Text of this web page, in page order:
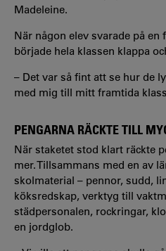
Madeleine.
När någon elev svarade på en
började hela klassen klappa
– Det var så fint att se hur de
med mig till mitt framtida
PENGARNA RÄCKTE TILL
När staketet stod klart räckte
mer. Tillsammans med en av
skolmaterial – pennor, sudd,
köksredskap, verktyg till
städpersonalen, rockringar,
en jordglob.